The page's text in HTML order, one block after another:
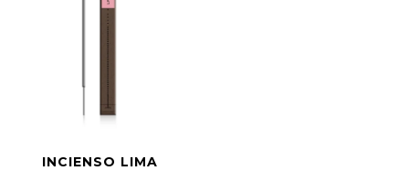
INCIENSO LIMA